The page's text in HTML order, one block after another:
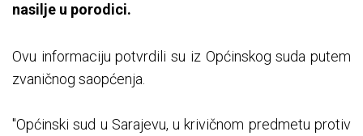
nasilje u porodici.
Ovu informaciju potvrdili su iz Općinskog suda putem
zvaničnog saopćenja.
"Općinski sud u Sarajevu, u krivičnom predmetu protiv